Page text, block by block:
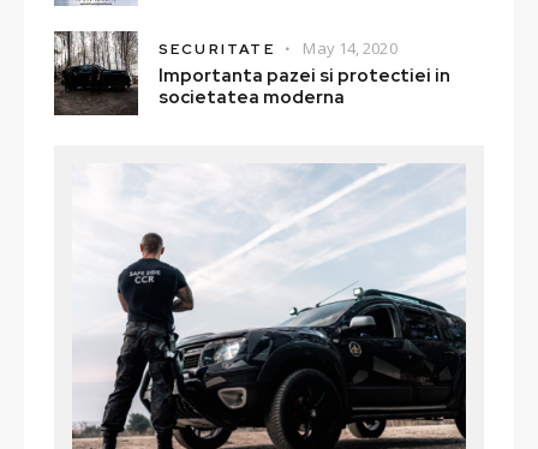
SECURITATE May 14, 2020
Importanta pazei si protectiei in
societatea moderna